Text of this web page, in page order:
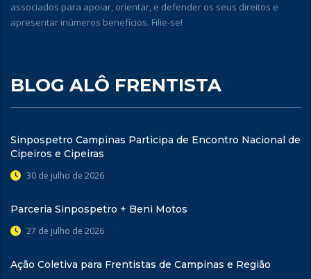
associados para apoiar, orientar, e defender os seus direitos e
apresentar inúmeros benefícios. Filie-se!
BLOG ALÔ FRENTISTA
Sinpospetro Campinas Participa de Encontro Nacional de
Cipeiros e Cipeiras
30 de julho de 2026
Parceria Sinpospetro + Beni Motos
27 de julho de 2026
Ação Coletiva para Frentistas de Campinas e Região